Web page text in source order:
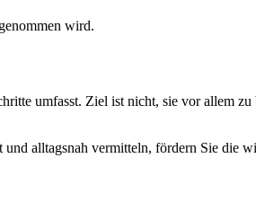
wird.
umfasst. Ziel ist nicht, sie vor allem
alltagsnah vermitteln, fördern Sie die